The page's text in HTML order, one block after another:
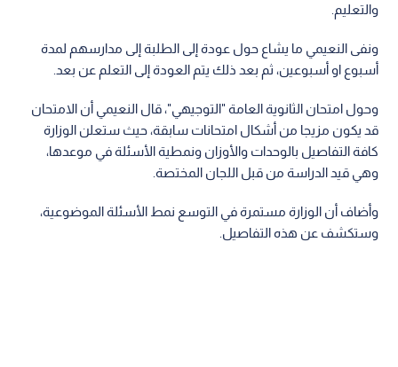
والتعليم.
ونفى النعيمي ما يشاع حول عودة إلى الطلبة إلى مدارسهم لمدة
أسبوع او أسبوعين، ثم بعد ذلك يتم العودة إلى التعلم عن بعد.
وحول امتحان الثانوية العامة "التوجيهي"، قال النعيمي أن الامتحان
قد يكون مزيجا من أشكال امتحانات سابقة، حيث ستعلن الوزارة
كافة التفاصيل بالوحدات والأوزان ونمطية الأسئلة في موعدها،
وهي قيد الدراسة من قبل اللجان المختصة.
وأضاف أن الوزارة مستمرة في التوسع نمط الأسئلة الموضوعية،
وستكشف عن هذه التفاصيل.